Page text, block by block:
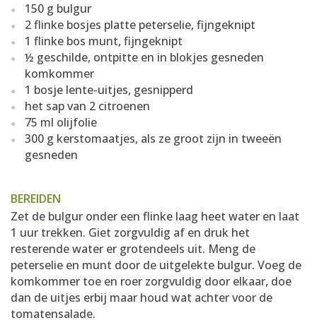
150 g bulgur
2 flinke bosjes platte peterselie, fijngeknipt
1 flinke bos munt, fijngeknipt
½ geschilde, ontpitte en in blokjes gesneden
komkommer
1 bosje lente-uitjes, gesnipperd
het sap van 2 citroenen
75 ml olijfolie
300 g kerstomaatjes, als ze groot zijn in tweeën
gesneden
BEREIDEN
Zet de bulgur onder een flinke laag heet water en laat
1 uur trekken. Giet zorgvuldig af en druk het
resterende water er grotendeels uit. Meng de
peterselie en munt door de uitgelekte bulgur. Voeg de
komkommer toe en roer zorgvuldig door elkaar, doe
dan de uitjes erbij maar houd wat achter voor de
tomatensalade.